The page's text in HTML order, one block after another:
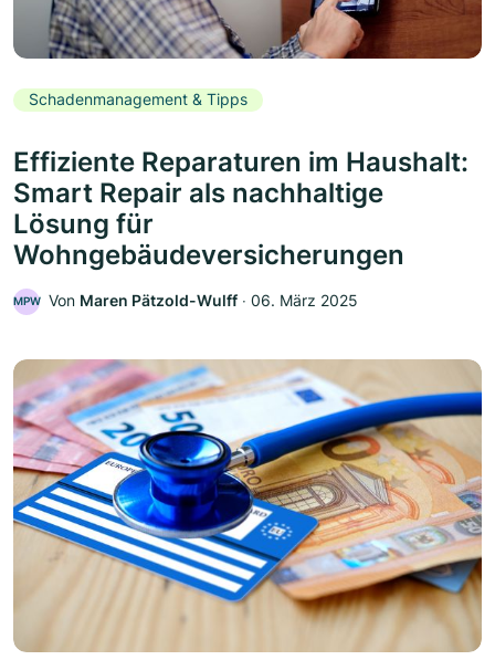
Schadenmanagement & Tipps
Effiziente Reparaturen im Haushalt:
Smart Repair als nachhaltige
Lösung für
Wohngebäudeversicherungen
MPW Von Maren Pätzold-Wulff ‧ 06. März 2025